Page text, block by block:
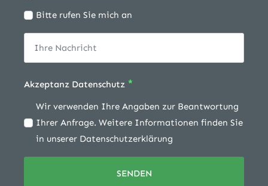
Bitte rufen Sie mich an
Akzeptanz Datenschutz *
Wir verwenden Ihre Angaben zur Beantwortung
Ihrer Anfrage. Weitere Informationen finden Sie
in unserer Datenschutzerklärung
SENDEN